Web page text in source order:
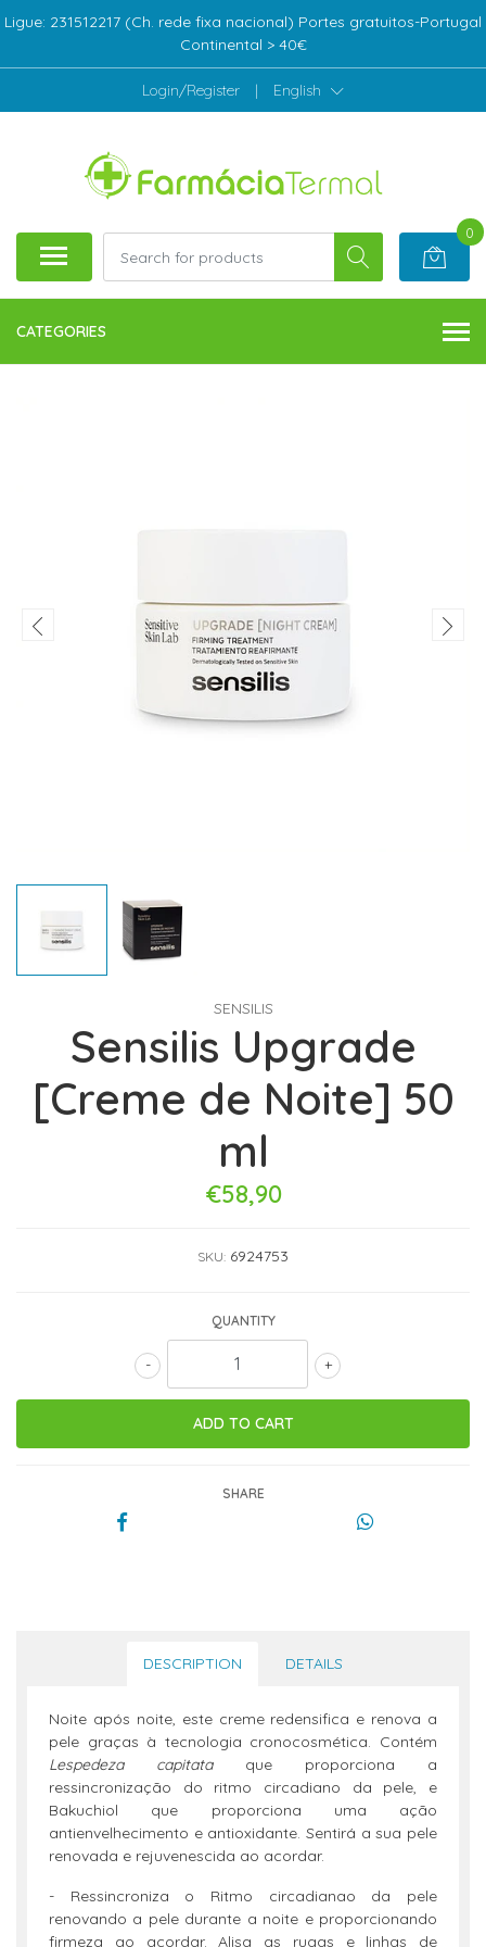
Ligue: 231512217 (Ch. rede fixa nacional) Portes gratuitos-Portugal
Continental > 40€
Login/Register | English
0
CATEGORIES
SENSILIS
Sensilis Upgrade
[Creme de Noite] 50
ml
€58,90
SKU: 6924753
QUANTITY
+
-
SHARE
DESCRIPTION DETAILS
Noite após noite, este creme redensifica e renova a
pele graças à tecnologia cronocosmética. Contém
Lespedeza capitataque proporciona a
ressincronização do ritmo circadiano da pele, e
Bakuchiol que proporciona uma ação
antienvelhecimento e antioxidante. Sentirá a sua pele
renovada e rejuvenescida ao acordar.
- Ressincroniza o Ritmo circadianao da pele
renovando a pele durante a noite e proporcionando
firmeza ao acordar. Alisa as rugas e linhas de